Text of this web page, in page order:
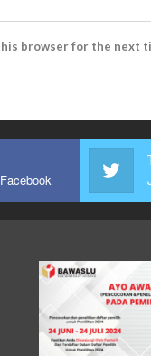
browser for the next